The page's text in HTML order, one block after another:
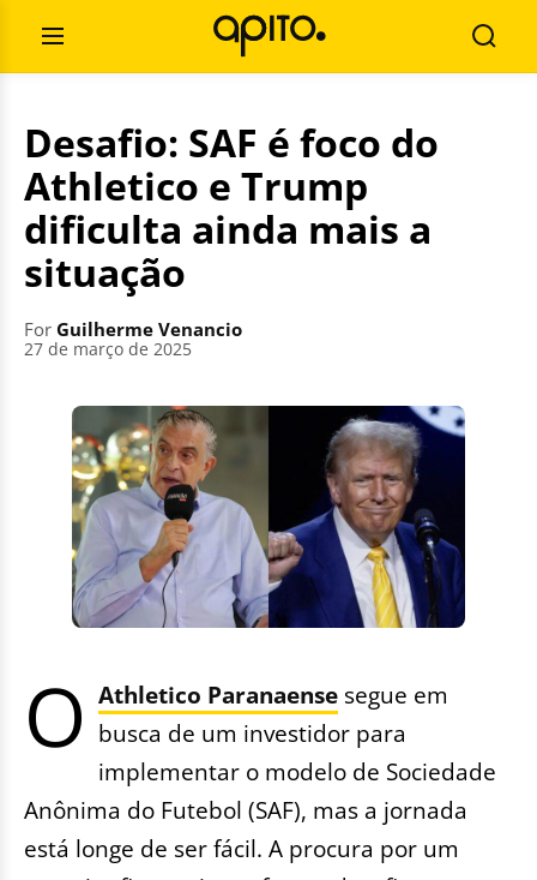
contentOpen
Menu
for:
Desafio: SAF é foco do
Athletico e Trump
dificulta ainda mais a
situação
For Guilherme Venancio
27 de março de 2025
O Athletico Paranaense segue em
busca de um investidor para
implementar o modelo de Sociedade
Anônima do Futebol (SAF), mas a jornada
está longe de ser fácil. A procura por um